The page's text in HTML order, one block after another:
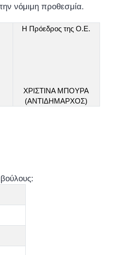
νόμιμη προθεσμία.
Η Πρόεδρος της Ο.Ε.
ΧΡΙΣΤΙΝΑ ΜΠΟΥΡΑ
(ΑΝΤΙΔΗΜΑΡΧΟΣ)